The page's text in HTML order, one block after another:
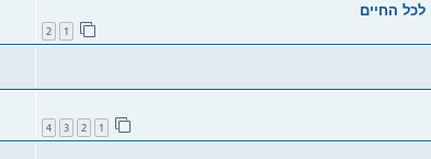
1
2
1
2
3
4